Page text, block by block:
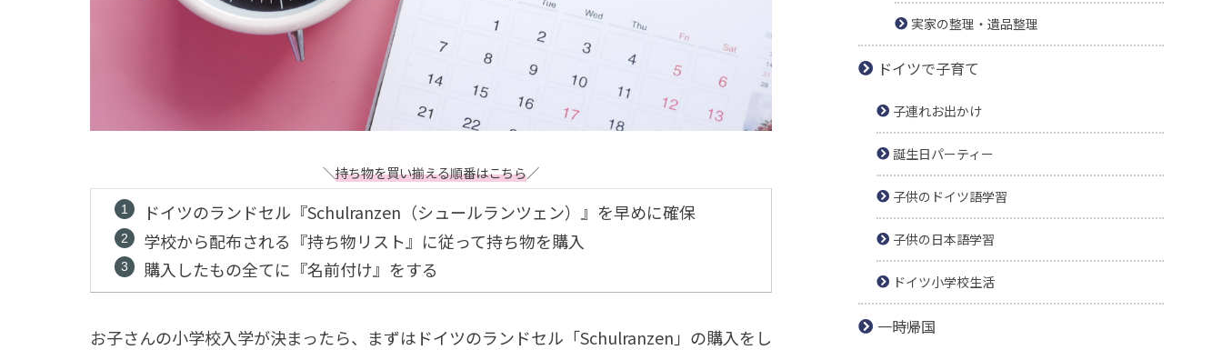
＼持ち物を買い揃える順番はこちら／
ドイツのランドセル『Schulranzen（シュールランツェン）』を早めに確保
学校から配布される『持ち物リスト』に従って持ち物を購入
購入したもの全てに『名前付け』をする
お子さんの小学校入学が決まったら、まずはドイツのランドセル「Schulranzen」の購入をし
実家の整理・遺品整理
ドイツで子育て
子連れお出かけ
誕生日パーティー
子供のドイツ語学習
子供の日本語学習
ドイツ小学校生活
一時帰国